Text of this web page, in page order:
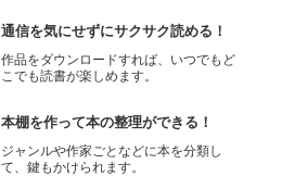
通信を気にせずにサクサク読める！
作品をダウンロードすれば、いつでもど
こでも読書が楽しめます。
本棚を作って本の整理ができる！
ジャンルや作家ごとなどに本を分類し
て、鍵もかけられます。